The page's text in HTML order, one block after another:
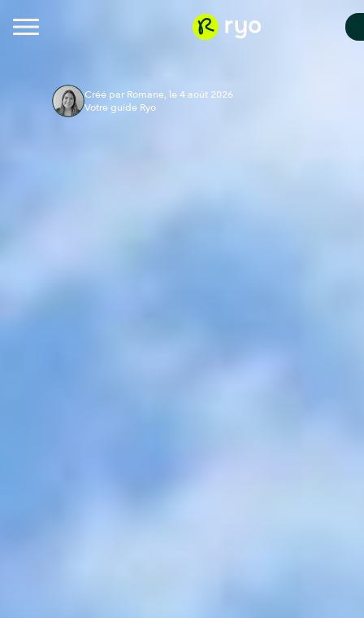
Créé par Romane, le 4 août 2026
Votre guide Ryo